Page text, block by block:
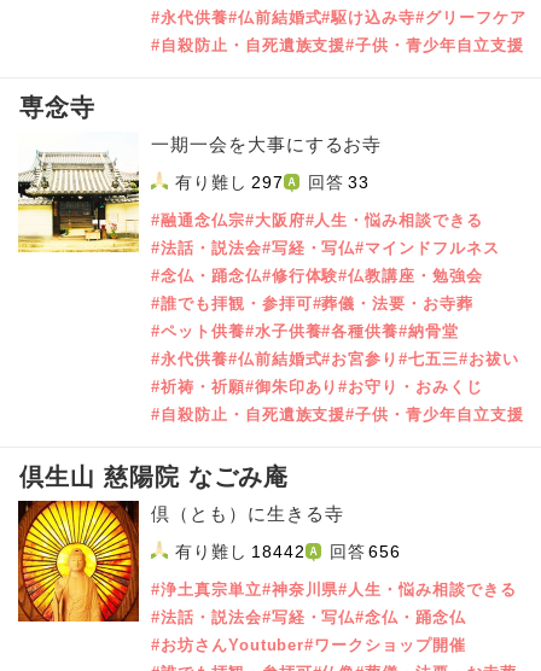
#永代供養#仏前結婚式#駆け込み寺#グリーフケア
#自殺防止・自死遺族支援#子供・青少年自立支援
専念寺
一期一会を大事にするお寺
有り難し 297 回答 33
#融通念仏宗#大阪府#人生・悩み相談できる
#法話・説法会#写経・写仏#マインドフルネス
#念仏・踊念仏#修行体験#仏教講座・勉強会
#誰でも拝観・参拝可#葬儀・法要・お寺葬
#ペット供養#水子供養#各種供養#納骨堂
#永代供養#仏前結婚式#お宮参り#七五三#お祓い
#祈祷・祈願#御朱印あり#お守り・おみくじ
#自殺防止・自死遺族支援#子供・青少年自立支援
倶生山 慈陽院 なごみ庵
倶（とも）に生きる寺
有り難し 18442 回答 656
#浄土真宗単立#神奈川県#人生・悩み相談できる
#法話・説法会#写経・写仏#念仏・踊念仏
#お坊さんYoutuber#ワークショップ開催